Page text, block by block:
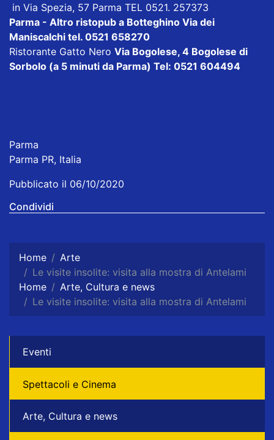
in Via Spezia, 57 Parma TEL 0521. 257373
Parma - Altro ristopub a Botteghino Via dei
Maniscalchi tel. 0521 658270
Ristorante Gatto Nero Via Bogolese, 4 Bogolese di
Sorbolo (a 5 minuti da Parma) Tel: 0521 604494
Parma
Parma PR, Italia
Pubblicato il 06/10/2020
Condividi
Home
Arte
Le visite insolite: visita alla mostra di Antelami
Home
Arte, Cultura e news
Le visite insolite: visita alla mostra di Antelami
Eventi
Spettacoli e Cinema
Arte, Cultura e news